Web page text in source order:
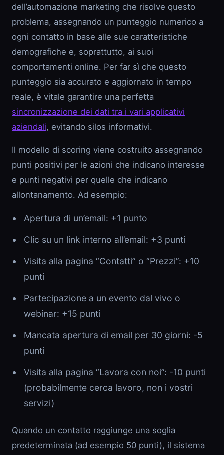
dell’automazione marketing che risolve questo
problema, assegnando un punteggio numerico a
ogni contatto in base alle sue caratteristiche
demografiche e, soprattutto, ai suoi
comportamenti online. Per far sì che questo
punteggio sia accurato e aggiornato in tempo
reale, è vitale garantire una perfetta
sincronizzazione dei dati tra i vari applicativi
aziendali, evitando silos informativi.
Il modello di scoring viene costruito assegnando
punti positivi per le azioni che indicano interesse
e punti negativi per quelle che indicano
allontanamento. Ad esempio:
Apertura di un’email: +1 punto
Clic su un link interno all’email: +3 punti
Visita alla pagina “Contatti” o “Prezzi”: +10
punti
Partecipazione a un evento dal vivo o
webinar: +15 punti
Mancata apertura di email per 30 giorni: -5
punti
Visita alla pagina “Lavora con noi”: -10 punti
(probabilmente cerca lavoro, non i vostri
servizi)
Quando un contatto raggiunge una soglia
predeterminata (ad esempio 50 punti), il sistema